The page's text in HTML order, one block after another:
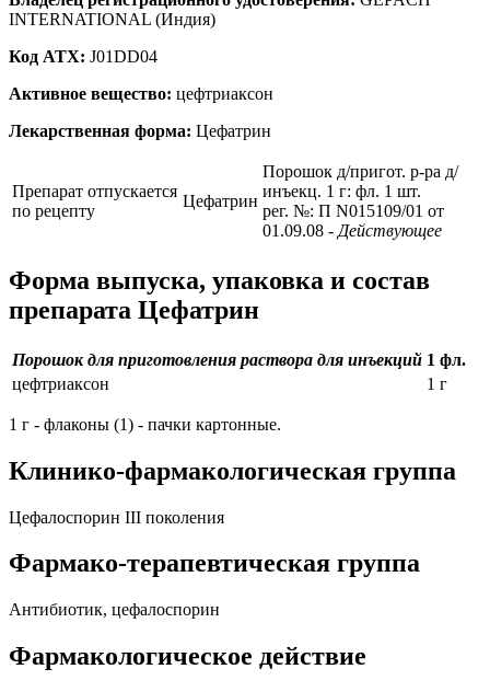
INTERNATIONAL (Индия)
Код ATX: J01DD04
Активное вещество: цефтриаксон
Лекарственная форма: Цефатрин
Препарат отпускается
по рецепту
Цефатрин
Порошок д/пригот. р-ра д/
инъекц. 1 г: фл. 1 шт.
рег. №: П N015109/01 от
01.09.08 - Действующее
Форма выпуска, упаковка и состав
препарата Цефатрин
Порошок для приготовления раствора для инъекций 1 фл.
цефтриаксон
1 г
1 г - флаконы (1) - пачки картонные.
Клинико-фармакологическая группа
Цефалоспорин III поколения
Фармако-терапевтическая группа
Антибиотик, цефалоспорин
Фармакологическое действие